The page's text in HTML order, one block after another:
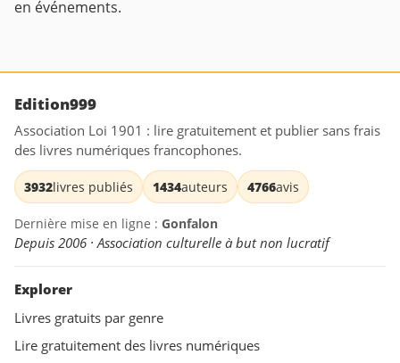
en événements.
Edition999
Association Loi 1901 : lire gratuitement et publier sans frais
des livres numériques francophones.
3932livres publiés 1434auteurs 4766avis
Dernière mise en ligne : Gonfalon
Depuis 2006 · Association culturelle à but non lucratif
Explorer
Livres gratuits par genre
Lire gratuitement des livres numériques